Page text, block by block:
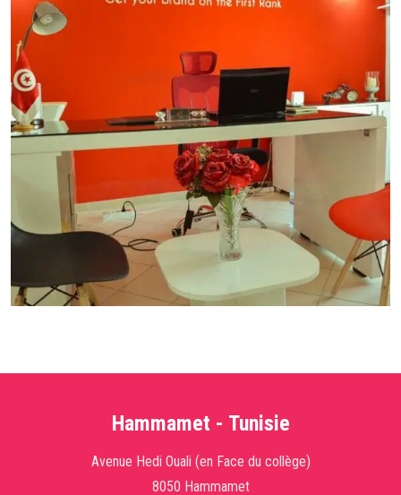
Hammamet - Tunisie
Avenue Hedi Ouali (en Face du collège)
8050 Hammamet